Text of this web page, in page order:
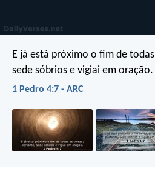
E já está próximo o fim de todas
sede sóbrios e vigiai em oração.
1 Pedro 4:7 - ARC